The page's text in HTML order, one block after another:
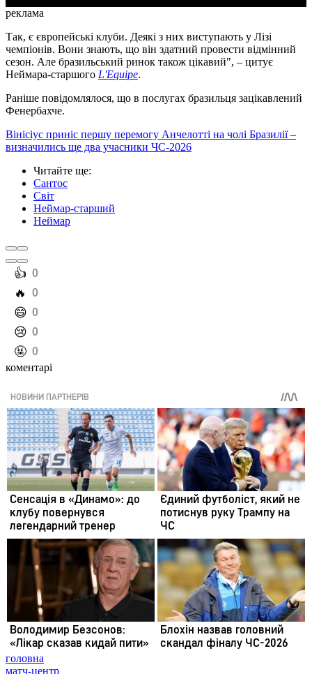
реклама
Так, є європейські клуби. Деякі з них виступають у Лізі
чемпіонів. Вони знають, що він здатний провести відмінний
сезон. Але бразильський ринок також цікавий", – цитує
Неймара-старшого L'Equipe.
Раніше повідомлялося, що в послугах бразильця зацікавлений
Фенербахче.
Вінісіус приніс першу перемогу Анчелотті на чолі Бразилії –
визначились ще два учасники ЧС-2026
Читайте ще:
Сантос
Світ
Неймар-старший
Неймар
️👍 0
️🔥 0
️😄 0
️😢 0
️🤬 0
коментарі
головна
матч-центр